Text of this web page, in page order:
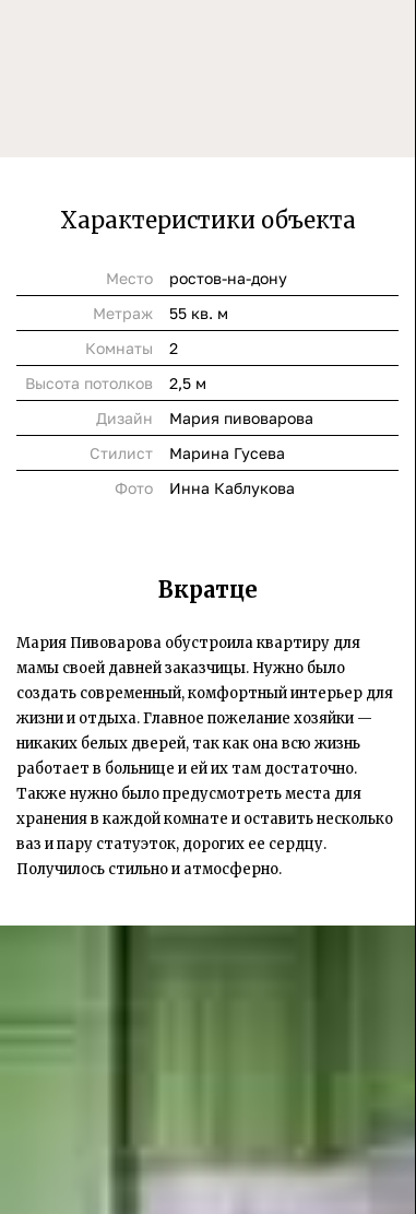
Характеристики объекта
Место
ростов-на-дону
Метраж
55 кв. м
Комнаты
2
Высота потолков
2,5 м
Дизайн
Мария пивоварова
Стилист
Марина Гусева
Фото
Инна Каблукова
Вкратце
Мария Пивоварова обустроила квартиру для
мамы своей давней заказчицы. Нужно было
создать современный, комфортный интерьер для
жизни и отдыха. Главное пожелание хозяйки —
никаких белых дверей, так как она всю жизнь
работает в больнице и ей их там достаточно.
Также нужно было предусмотреть места для
хранения в каждой комнате и оставить несколько
ваз и пару статуэток, дорогих ее сердцу.
Получилось стильно и атмосферно.